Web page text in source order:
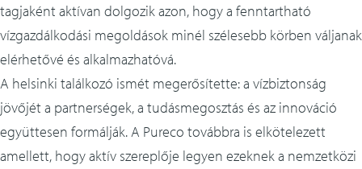
tagjaként aktívan dolgozik azon, hogy a fenntartható
vízgazdálkodási megoldások minél szélesebb körben váljanak
elérhetővé és alkalmazhatóvá.
A helsinki találkozó ismét megerősítette: a vízbiztonság
jövőjét a partnerségek, a tudásmegosztás és az innováció
együttesen formálják. A Pureco továbbra is elkötelezett
amellett, hogy aktív szereplője legyen ezeknek a nemzetközi